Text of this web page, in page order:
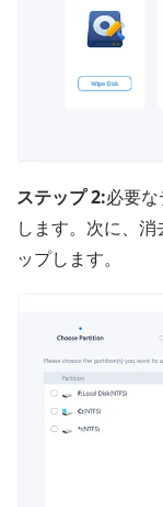
ステップ 2:必要
します。次に、
ップします。